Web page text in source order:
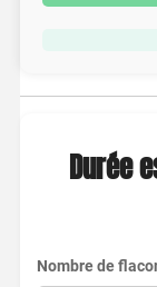
Durée
Nombre de